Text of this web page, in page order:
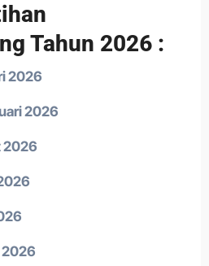
Tahun 2026 :
2026
2026
2026
2026